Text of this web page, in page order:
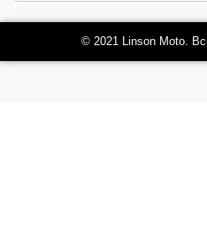
© 2021 Linson Moto.